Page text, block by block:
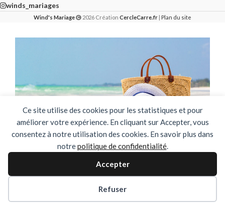
Ce site utilise des cookies pour les statistiques et pour
améliorer votre expérience. En cliquant sur Accepter, vous
consentez à notre utilisation des cookies. En savoir plus dans
notrepolitique de confidentialité.
Accepter
Refuser
winds_mariages
Wind's Mariage 2026 Création CercleCarre.fr | Plan du site
🌴✨ FERMETURE ESTIVALE ✨🌴
DU 03 AOUT AU 31 AOUT INCLUS